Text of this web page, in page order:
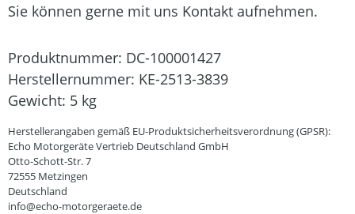
Sie können gerne mit uns Kontakt aufnehmen.
Produktnummer: DC-100001427
Herstellernummer: KE-2513-3839
Gewicht: 5 kg
Herstellerangaben gemäß EU-Produktsicherheitsverordnung (GPSR):
Echo Motorgeräte Vertrieb Deutschland GmbH
Otto-Schott-Str. 7
72555 Metzingen
Deutschland
info@echo-motorgeraete.de